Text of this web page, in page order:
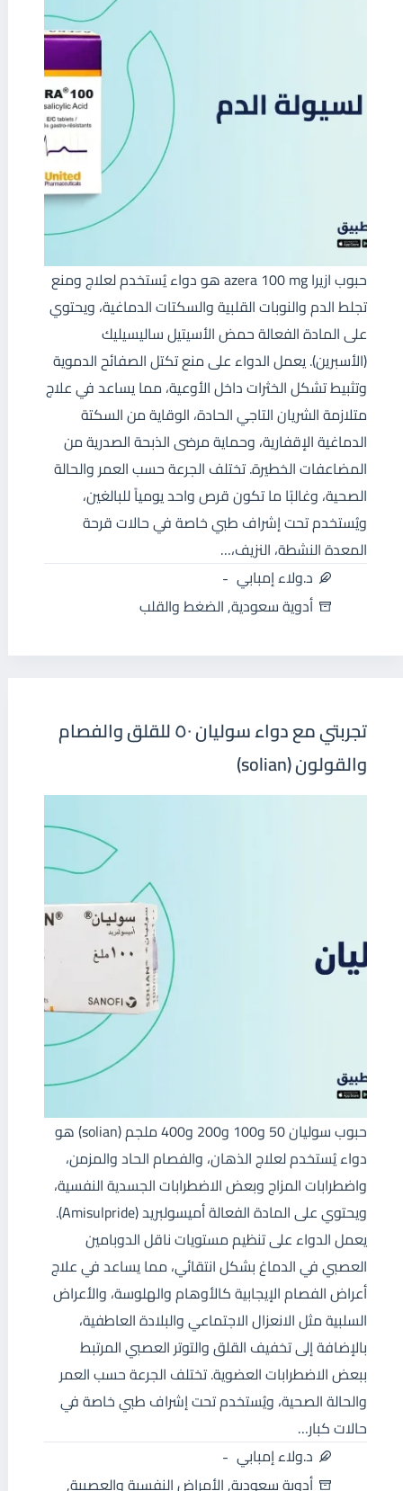
حبوب ازيرا azera 100 mg هو دواء يُستخدم لعلاج ومنع
تجلط الدم والنوبات القلبية والسكتات الدماغية، ويحتوي
على المادة الفعالة حمض الأسيتيل ساليسيليك
(الأسبرين). يعمل الدواء على منع تكتل الصفائح الدموية
وتثبيط تشكل الخثرات داخل الأوعية، مما يساعد في علاج
متلازمة الشريان التاجي الحادة، الوقاية من السكتة
الدماغية الإقفارية، وحماية مرضى الذبحة الصدرية من
المضاعفات الخطيرة. تختلف الجرعة حسب العمر والحالة
الصحية، وغالبًا ما تكون قرص واحد يومياً للبالغين،
ويُستخدم تحت إشراف طبي خاصة في حالات قرحة
المعدة النشطة، النزيف،…
د.ولاء إمبابي
أدوية سعودية,الضغط والقلب
تجربتي مع دواء سوليان ٥٠ للقلق والفصام
والقولون (solian)
حبوب سوليان 50 و100 و200 و400 ملجم (solian) هو
دواء يُستخدم لعلاج الذهان، والفصام الحاد والمزمن،
واضطرابات المزاج وبعض الاضطرابات الجسدية النفسية،
ويحتوي على المادة الفعالة أميسولبريد (Amisulpride).
يعمل الدواء على تنظيم مستويات ناقل الدوبامين
العصبي في الدماغ بشكل انتقائي، مما يساعد في علاج
أعراض الفصام الإيجابية كالأوهام والهلوسة، والأعراض
السلبية مثل الانعزال الاجتماعي والبلادة العاطفية،
بالإضافة إلى تخفيف القلق والتوتر العصبي المرتبط
ببعض الاضطرابات العضوية. تختلف الجرعة حسب العمر
والحالة الصحية، ويُستخدم تحت إشراف طبي خاصة في
حالات كبار…
د.ولاء إمبابي
أدوية سعودية,الأمراض النفسية والعصبية,